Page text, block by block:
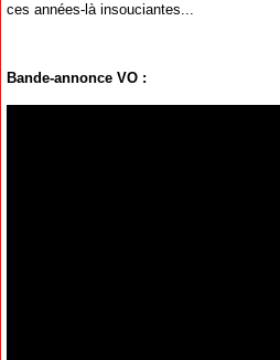
ces années-là insouciantes...
Bande-annonce VO :